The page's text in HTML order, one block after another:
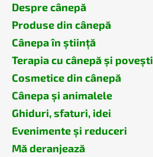
Despre cânepă
Produse din cânepă
Cânepa în știință
Terapia cu cânepă și povești
Cosmetice din cânepă
Cânepa și animalele
Ghiduri, sfaturi, idei
Evenimente și reduceri
Mă deranjează